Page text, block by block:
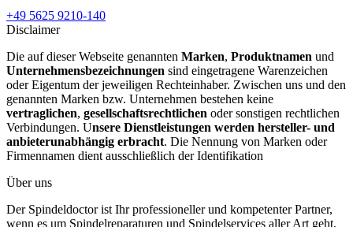
+49 5625 9210-140
Disclaimer
Die auf dieser Webseite genannten Marken, Produktnamen und
Unternehmensbezeichnungen sind eingetragene Warenzeichen
oder Eigentum der jeweiligen Rechteinhaber. Zwischen uns und den
genannten Marken bzw. Unternehmen bestehen keine
vertraglichen, gesellschaftsrechtlichen oder sonstigen rechtlichen
Verbindungen. Unsere Dienstleistungen werden hersteller- und
anbieterunabhängig erbracht. Die Nennung von Marken oder
Firmennamen dient ausschließlich der Identifikation
Über uns
Der Spindeldoctor ist Ihr professioneller und kompetenter Partner,
wenn es um Spindelreparaturen und Spindelservices aller Art geht.